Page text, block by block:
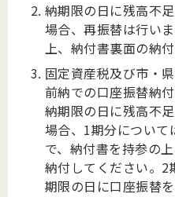
納期限の日に残高不
場合、再振替は行い
上、納付書裏面の納
固定資産税及び市・
前納での口座振替納
納期限の日に残高不
場合、1期分について
で、納付書を持参の
納付してください。2
期限の日に口座振替を